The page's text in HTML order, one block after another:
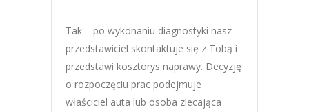
Tak – po wykonaniu diagnostyki nasz
przedstawiciel skontaktuje się z Tobą i
przedstawi kosztorys naprawy. Decyzję
o rozpoczęciu prac podejmuje
właściciel auta lub osoba zlecająca